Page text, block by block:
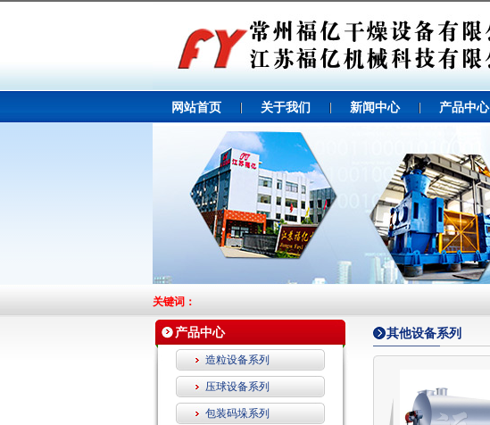
网站首页 关于我们 新闻中心 产品中心
关键词：
产品中心
造粒设备系列
压球设备系列
包装码垛系列
其他设备系列